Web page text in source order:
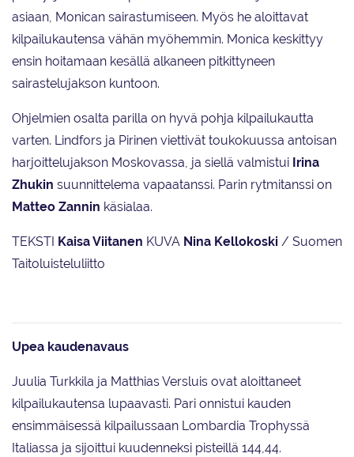
asiaan, Monican sairastumiseen. Myös he aloittavat
kilpailukautensa vähän myöhemmin. Monica keskittyy
ensin hoitamaan kesällä alkaneen pitkittyneen
sairastelujakson kuntoon.
Ohjelmien osalta parilla on hyvä pohja kilpailukautta
varten. Lindfors ja Pirinen viettivät toukokuussa antoisan
harjoittelujakson Moskovassa, ja siellä valmistui Irina
Zhukin suunnittelema vapaatanssi. Parin rytmitanssi on
Matteo Zannin käsialaa.
TEKSTI Kaisa Viitanen KUVA Nina Kellokoski / Suomen
Taitoluisteluliitto
Upea kaudenavaus
Juulia Turkkila ja Matthias Versluis ovat aloittaneet
kilpailukautensa lupaavasti. Pari onnistui kauden
ensimmäisessä kilpailussaan Lombardia Trophyssä
Italiassa ja sijoittui kuudenneksi pisteillä 144,44.